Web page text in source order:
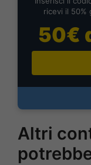
ricevi il 50%
50€
Altri